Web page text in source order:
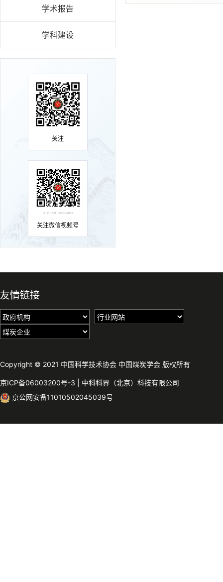
学术报告
学科建设
关注
关注微信视频号
友情链接
Copyright © 2021 中国科学技术协会 中国煤炭学会 版权所有
京ICP备06003200号-3
中科科界（北京）科技有限公司
京公网安备11010502045039号